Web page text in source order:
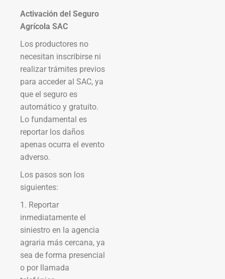
Activación del Seguro
Agrícola SAC
Los productores no
necesitan inscribirse ni
realizar trámites previos
para acceder al SAC, ya
que el seguro es
automático y gratuito.
Lo fundamental es
reportar los daños
apenas ocurra el evento
adverso.
Los pasos son los
siguientes:
1. Reportar
inmediatamente el
siniestro en la agencia
agraria más cercana, ya
sea de forma presencial
o por llamada